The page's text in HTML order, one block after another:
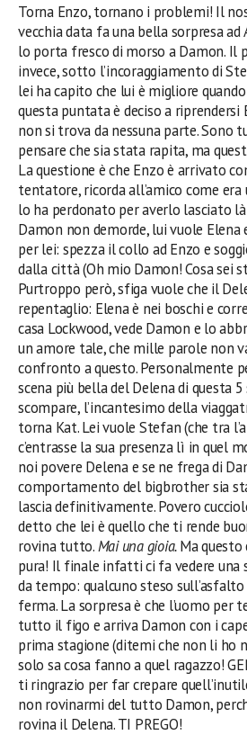
Torna Enzo, tornano i problemi! Il
vecchia data fa una bella sorpresa ad
lo porta fresco di morso a Damon. Il
invece,sotto l’incoraggiamentodi
lei ha capito che lui è migliore
questa puntata è deciso a riprendersi
non si trova da nessuna parte. Sono
pensare che sia stata rapita, ma
La questione è che Enzo è arrivato
tentatore, ricorda all’amico come
lo ha perdonato per averlo lasciato
Damon non demorde, lui vuole Elena
per lei: spezza il collo ad Enzo e
dalla città (Oh mio Damon! Cosa sei
Purtroppo però, sfiga vuole che il
repentaglio: Elena è nei boschi e
casa Lockwood, vede Damon e lo
un amore tale, che mille parole non
confronto a questo. Personalmente
scena più bella del Delena di questa
scompare, l’incantesimo della
torna Kat. Lei vuole Stefan (che tra
c’entrasse la sua presenza lì in quel
noi povere Delena e se ne frega di
comportamento del bigbrothersia
lascia definitivamente. Povero cuccio
detto che lei è quello che ti rende
rovina tutto.Mai una gioia.Ma
pura! Il finale infatti ci fa vedere una
da tempo: qualcuno steso
ferma. La sorpresa è che l’uomo per
tutto il figo e arriva Damon con i
prima stagione (ditemi che non li ho
solo sa cosa fanno a quel ragazzo!
ti ringrazio per far crepare
non rovinarmi del tutto Damon,
rovina il Delena.TI PREGO!